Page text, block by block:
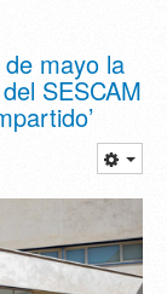
mayo la
SESCAM